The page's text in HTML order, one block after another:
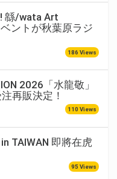
緜/wata Art
ントが秋葉原ラジ
186 Views
2026「水龍敬」
再販決定！
110 Views
TAIWAN 即將在虎
95 Views